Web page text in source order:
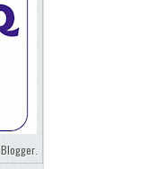
Blogger.